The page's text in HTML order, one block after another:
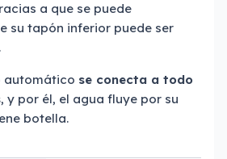
a que se puede
su tapón inferior puede ser
automático se conecta a todo
, y por él, el agua fluye por su
botella.